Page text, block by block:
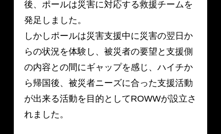
後、ポールは災害に対応する救援チームを
発足しました。
しかしポールは災害支援中に災害の翌日か
らの状況を体験し、被災者の要望と支援側
の内容との間にギャップを感じ、ハイチか
ら帰国後、被災者ニーズに合った支援活動
が出来る活動を目的としてROWWが設立さ
れました。